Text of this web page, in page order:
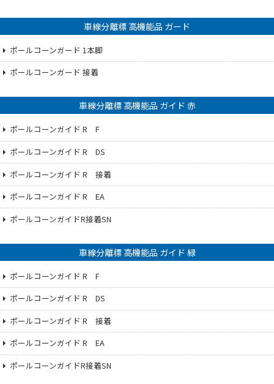
車線分離標 高機能品 ガード
ポールコーンガード 1本脚
ポールコーンガード 接着
車線分離標 高機能品 ガイド 赤
ポールコーンガイド R F
ポールコーンガイド R DS
ポールコーンガイド R 接着
ポールコーンガイド R EA
ポールコーンガイドR接着SN
車線分離標 高機能品 ガイド 緑
ポールコーンガイド R F
ポールコーンガイド R DS
ポールコーンガイド R 接着
ポールコーンガイド R EA
ポールコーンガイドR接着SN